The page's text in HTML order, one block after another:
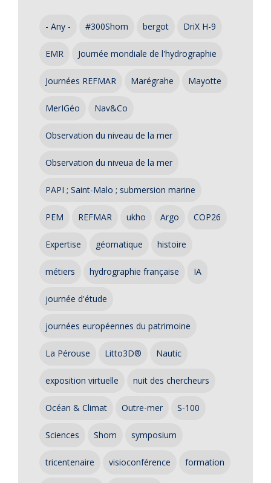
- Any - #300Shom bergot DriX H-9
EMR Journée mondiale de l'hydrographie
Journées REFMAR Marégrahe Mayotte
MerIGéo Nav&Co
Observation du niveau de la mer
Observation du niveua de la mer
PAPI ; Saint-Malo ; submersion marine
PEM REFMAR ukho Argo COP26
Expertise géomatique histoire
métiers hydrographie française IA
journée d'étude
journées européennes du patrimoine
La Pérouse Litto3D® Nautic
exposition virtuelle nuit des chercheurs
Océan & Climat Outre-mer S-100
Sciences Shom symposium
tricentenaire visioconférence formation